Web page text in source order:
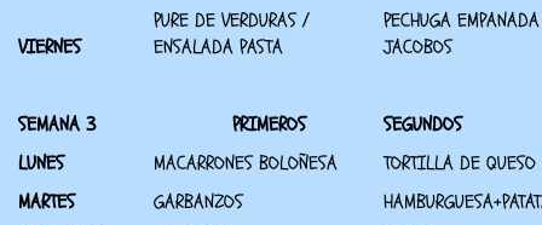
VIERNES
PURE DE VERDURAS /
ENSALADA PASTA
PECHUGA
JACOBOS
SEMANA 3 PRIMEROS
SEGUNDOS
LUNES
MACARRONES BOLOÑESA
TORTILLA DE QUESO
MARTES
GARBANZOS